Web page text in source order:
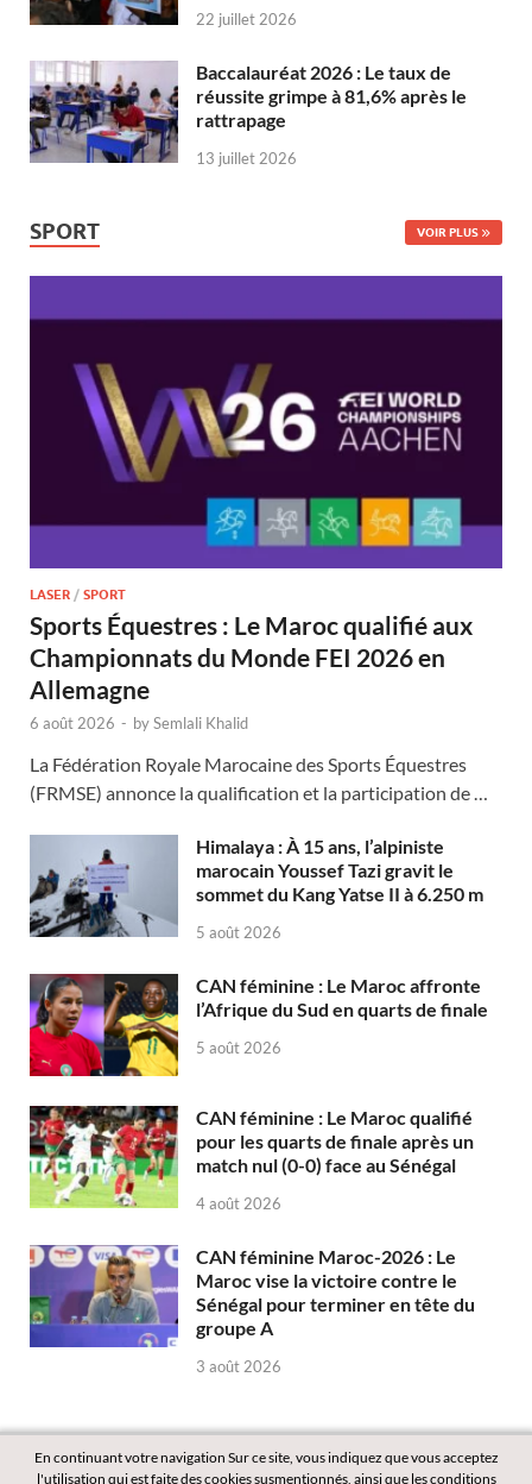
22 juillet 2026
Baccalauréat 2026 : Le taux de
réussite grimpe à 81,6% après le
rattrapage
13 juillet 2026
SPORT VOIR PLUS
LASER / SPORT
Sports Équestres : Le Maroc qualifié aux
Championnats du Monde FEI 2026 en
Allemagne
6 août 2026 - bySemlali Khalid
La Fédération Royale Marocaine des Sports Équestres
(FRMSE) annonce la qualification et la participation de …
Himalaya : À 15 ans, l’alpiniste
marocain Youssef Tazi gravit le
sommet du Kang Yatse II à 6.250 m
5 août 2026
CAN féminine : Le Maroc affronte
l’Afrique du Sud en quarts de finale
5 août 2026
CAN féminine : Le Maroc qualifié
pour les quarts de finale après un
match nul (0-0) face au Sénégal
4 août 2026
CAN féminine Maroc-2026 : Le
Maroc vise la victoire contre le
Sénégal pour terminer en tête du
groupe A
3 août 2026
En continuant votre navigation Sur ce site, vous indiquez que vous acceptez
l'utilisation qui est faite des cookies susmentionnés, ainsi que les conditions